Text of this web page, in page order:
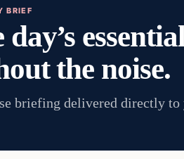
BRIEF
day’s
the noise.
briefing delivered directly to